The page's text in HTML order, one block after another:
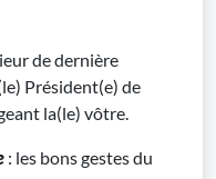
de dernière
Président(e) de
la(le) vôtre.
: les bons gestes du